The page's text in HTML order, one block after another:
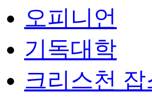
오피니언
기독대학
크리스천 잡